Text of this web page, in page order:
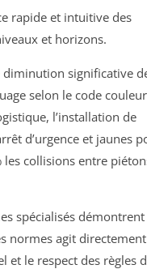
rapide et intuitive des
et horizons.
significative
selon le code couleur
l’installation de
d’urgence et jaunes
les collisions entre
spécialisés démontrent
normes agit directement
et le respect des règles